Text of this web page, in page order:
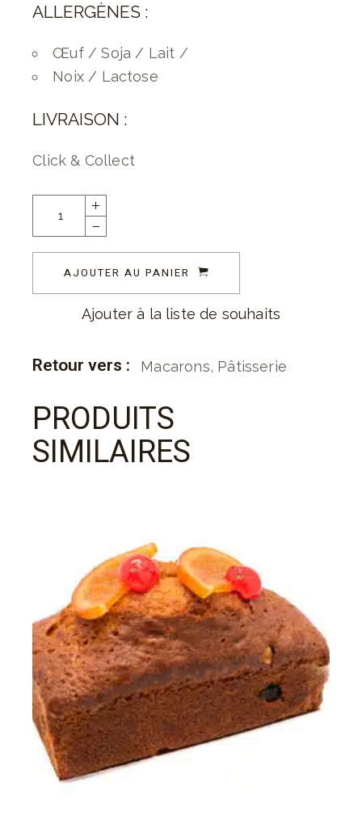
ALLERGÈNES :
Œuf / Soja / Lait /
Noix / Lactose
LIVRAISON :
Click & Collect
AJOUTER AU PANIER
Ajouter à la liste de souhaits
Retour vers : Macarons, Pâtisserie
PRODUITS
SIMILAIRES